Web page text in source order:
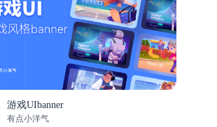
游戏UIbanner
有点小洋气